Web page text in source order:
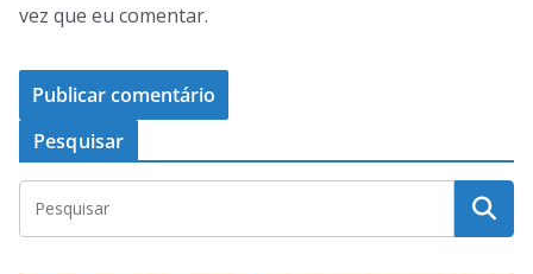
vez que eu comentar.
Pesquisar